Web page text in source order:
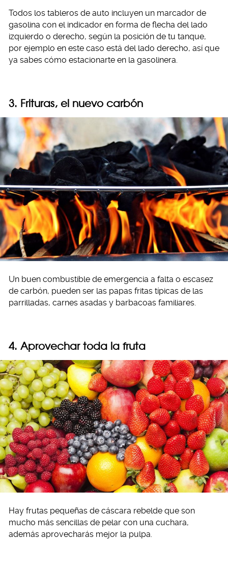
Todos los tableros de auto incluyen un marcador de
gasolina con el indicador en forma de flecha del lado
izquierdo o derecho, según la posición de tu tanque,
por ejemplo en este caso está del lado derecho, así que
ya sabes cómo estacionarte en la gasolinera.
3. Frituras, el nuevo carbón
Un buen combustible de emergencia a falta o escasez
de carbón, pueden ser las papas fritas típicas de las
parrilladas, carnes asadas y barbacoas familiares.
4. Aprovechar toda la fruta
Hay frutas pequeñas de cáscara rebelde que son
mucho más sencillas de pelar con una cuchara,
además aprovecharás mejor la pulpa.